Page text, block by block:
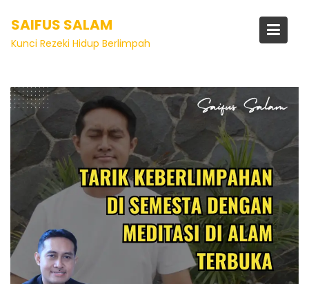
SAIFUS SALAM
Kunci Rezeki Hidup Berlimpah
Tag:cara ampuh menarik
rezeki